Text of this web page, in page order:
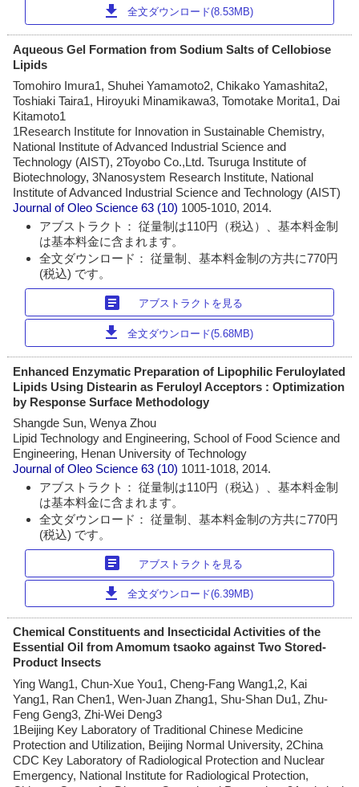
download 全文ダウンロード(8.53MB)
Aqueous Gel Formation from Sodium Salts of Cellobiose
Lipids
Tomohiro Imura1, Shuhei Yamamoto2, Chikako Yamashita2,
Toshiaki Taira1, Hiroyuki Minamikawa3, Tomotake Morita1, Dai
Kitamoto1
1Research Institute for Innovation in Sustainable Chemistry,
National Institute of Advanced Industrial Science and
Technology (AIST), 2Toyobo Co.,Ltd. Tsuruga Institute of
Biotechnology, 3Nanosystem Research Institute, National
Institute of Advanced Industrial Science and Technology (AIST)
Journal of Oleo Science 63 (10) 1005-1010, 2014.
アブストラクト： 従量制は110円（税込）、基本料金制
は基本料金に含まれます。
全文ダウンロード： 従量制、基本料金制の方共に770円
(税込) です。
article アブストラクトを見る
download 全文ダウンロード(5.68MB)
Enhanced Enzymatic Preparation of Lipophilic Feruloylated
Lipids Using Distearin as Feruloyl Acceptors : Optimization
by Response Surface Methodology
Shangde Sun, Wenya Zhou
Lipid Technology and Engineering, School of Food Science and
Engineering, Henan University of Technology
Journal of Oleo Science 63 (10) 1011-1018, 2014.
アブストラクト： 従量制は110円（税込）、基本料金制
は基本料金に含まれます。
全文ダウンロード： 従量制、基本料金制の方共に770円
(税込) です。
article アブストラクトを見る
download 全文ダウンロード(6.39MB)
Chemical Constituents and Insecticidal Activities of the
Essential Oil from Amomum tsaoko against Two Stored-
Product Insects
Ying Wang1, Chun-Xue You1, Cheng-Fang Wang1,2, Kai
Yang1, Ran Chen1, Wen-Juan Zhang1, Shu-Shan Du1, Zhu-
Feng Geng3, Zhi-Wei Deng3
1Beijing Key Laboratory of Traditional Chinese Medicine
Protection and Utilization, Beijing Normal University, 2China
CDC Key Laboratory of Radiological Protection and Nuclear
Emergency, National Institute for Radiological Protection,